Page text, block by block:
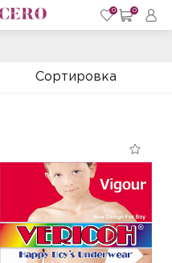
0 0
Сортировка